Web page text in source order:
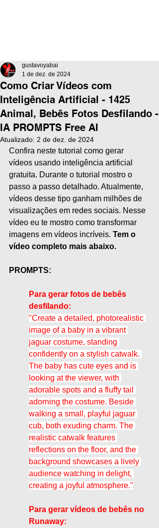
Como Criar Vídeos com
Inteligência Artificial - 1425
Animal, Bebês Fotos Desfilando -
IA PROMPTS Free AI
gustavoyabai
1 de dez. de 2024
Atualizado: 2 de dez. de 2024
Confira neste tutorial como gerar
vídeos usando inteligência artificial
gratuita. Durante o tutorial mostro o
passo a passo detalhado. Atualmente,
vídeos desse tipo ganham milhões de
visualizações em redes sociais. Nesse
vídeo eu te mostro como transformar
imagens em vídeos incríveis. Tem o
vídeo completo mais abaixo.
PROMPTS:
Para gerar fotos de bebês
desfilando:
"Create a detailed, photorealistic
image of a baby in a vibrant
jaguar costume, standing
confidently on a stylish catwalk.
The baby has cute eyes and is
looking at the viewer, with
adorable spots and a fluffy tail
adorning the costume. Beside
walking a small, playful jaguar
cub, both exuding charm. The
realistic catwalk features
reflections on the floor, and the
background showcases a lively
audience watching in delight,
creating a joyful atmosphere."
Para gerar vídeos de bebês no
Runaway: